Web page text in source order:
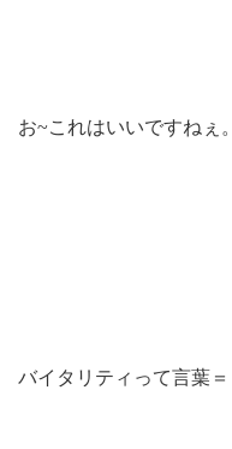
お~これはいいですねぇ。
バイタリティって言葉＝